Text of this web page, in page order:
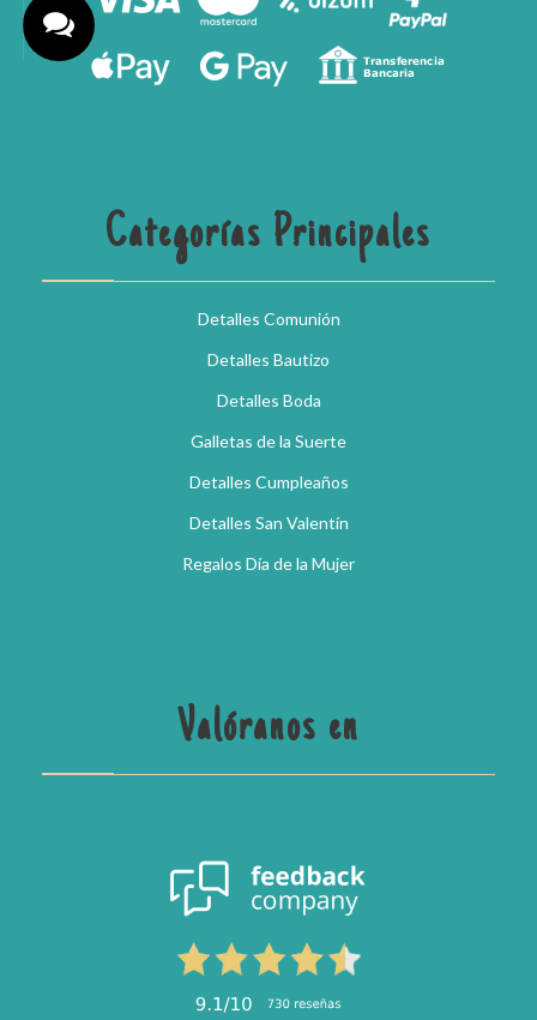
Categorías Principales
Detalles Comunión
Detalles Bautizo
Detalles Boda
Galletas de la Suerte
Detalles Cumpleaños
Detalles San Valentín
Regalos Día de la Mujer
Valóranos en